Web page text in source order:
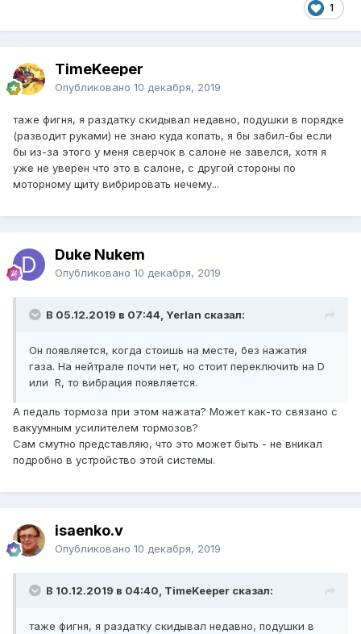
1
TimeKeeper
Опубликовано 10 декабря, 2019
таже фигня, я раздатку скидывал недавно, подушки в порядке
(разводит руками) не знаю куда копать, я бы забил-бы если
бы из-за этого у меня сверчок в салоне не завелся, хотя я
уже не уверен что это в салоне, с другой стороны по
моторному щиту вибрировать нечему...
Duke Nukem
Опубликовано 10 декабря, 2019
В 05.12.2019 в 07:44, Yerlan сказал:
Он появляется, когда стоишь на месте, без нажатия
газа. На нейтрале почти нет, но стоит переключить на D
или R, то вибрация появляется.
А педаль тормоза при этом нажата? Может как-то связано с
вакуумным усилителем тормозов?
Сам смутно представляю, что это может быть - не вникал
подробно в устройство этой системы.
isaenko.v
Опубликовано 10 декабря, 2019
В 10.12.2019 в 04:40, TimeKeeper сказал:
таже фигня, я раздатку скидывал недавно, подушки в